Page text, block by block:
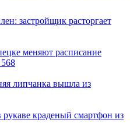
застройщик расторгает
меняют расписание
липчанка вышла из
краденый смартфон из